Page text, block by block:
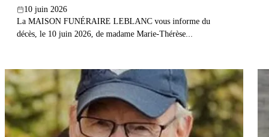
10 juin 2026
La MAISON FUNÉRAIRE LEBLANC vous informe du
décès, le 10 juin 2026, de madame Marie-Thérèse...